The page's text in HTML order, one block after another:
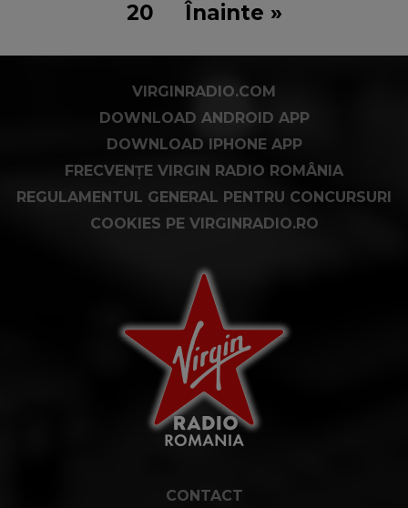
20
Înainte »
VIRGINRADIO.COM
DOWNLOAD ANDROID APP
DOWNLOAD IPHONE APP
FRECVENȚE VIRGIN RADIO ROMÂNIA
REGULAMENTUL GENERAL PENTRU CONCURSURI
COOKIES PE VIRGINRADIO.RO
CONTACT